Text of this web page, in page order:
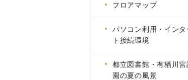
フロアマップ
パソコン利用・インタ
ト接続環境
都立図書館・有栖川宮
園の夏の風景